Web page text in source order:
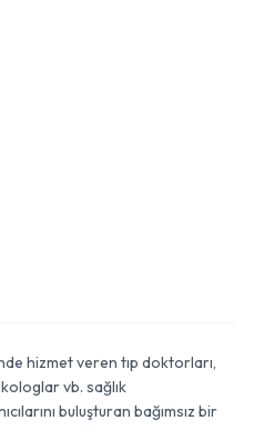
hizmet veren tıp doktorları,
vb. sağlık
buluşturan bağımsız bir